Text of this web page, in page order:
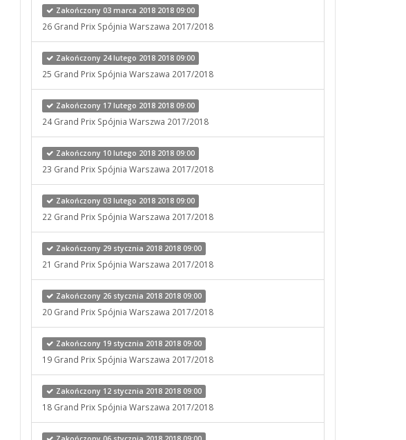
Zakończony 03 marca 2018 2018 09:00
26 Grand Prix Spójnia Warszawa 2017/2018
Zakończony 24 lutego 2018 2018 09:00
25 Grand Prix Spójnia Warszawa 2017/2018
Zakończony 17 lutego 2018 2018 09:00
24 Grand Prix Spójnia Warszwa 2017/2018
Zakończony 10 lutego 2018 2018 09:00
23 Grand Prix Spójnia Warszawa 2017/2018
Zakończony 03 lutego 2018 2018 09:00
22 Grand Prix Spójnia Warszawa 2017/2018
Zakończony 29 stycznia 2018 2018 09:00
21 Grand Prix Spójnia Warszawa 2017/2018
Zakończony 26 stycznia 2018 2018 09:00
20 Grand Prix Spójnia Warszawa 2017/2018
Zakończony 19 stycznia 2018 2018 09:00
19 Grand Prix Spójnia Warszawa 2017/2018
Zakończony 12 stycznia 2018 2018 09:00
18 Grand Prix Spójnia Warszawa 2017/2018